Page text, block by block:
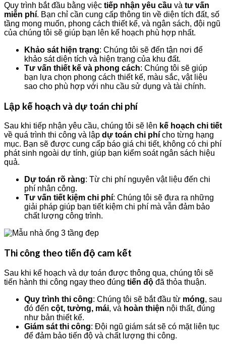
Quy trình bắt đầu bằng việc tiếp nhận yêu cầu và tư vấn
miễn phí. Bạn chỉ cần cung cấp thông tin về diện tích đất, số
tầng mong muốn, phong cách thiết kế, và ngân sách, đội ngũ
của chúng tôi sẽ giúp bạn lên kế hoạch phù hợp nhất.
Khảo sát hiện trạng: Chúng tôi sẽ đến tận nơi để
khảo sát diện tích và hiện trạng của khu đất.
Tư vấn thiết kế và phong cách: Chúng tôi sẽ giúp
bạn lựa chọn phong cách thiết kế, màu sắc, vật liệu
sao cho phù hợp với nhu cầu sử dụng và tài chính.
Lập kế hoạch và dự toán chi phí
Sau khi tiếp nhận yêu cầu, chúng tôi sẽ lên kế hoạch chi tiết
về quá trình thi công và lập dự toán chi phí cho từng hạng
mục. Bạn sẽ được cung cấp báo giá chi tiết, không có chi phí
phát sinh ngoài dự tính, giúp bạn kiểm soát ngân sách hiệu
quả.
Dự toán rõ ràng: Từ chi phí nguyên vật liệu đến chi
phí nhân công.
Tư vấn tiết kiệm chi phí: Chúng tôi sẽ đưa ra những
giải pháp giúp bạn tiết kiệm chi phí mà vẫn đảm bảo
chất lượng công trình.
Thi công theo tiến độ cam kết
Sau khi kế hoạch và dự toán được thông qua, chúng tôi sẽ
tiến hành thi công ngay theo đúng tiến độ đã thỏa thuận.
Quy trình thi công: Chúng tôi sẽ bắt đầu từ móng, sau
đó đến cột, tường, mái, và hoàn thiện nội thất, đúng
như bản thiết kế.
Giám sát thi công: Đội ngũ giám sát sẽ có mặt liên tục
để đảm bảo tiến độ và chất lượng thi công.